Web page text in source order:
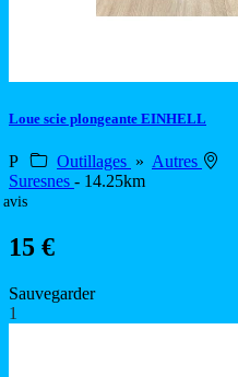
Loue scie plongeante EINHELL
P Outillages » Autres
Suresnes - 14.25km
avis
15 €
Sauvegarder
1